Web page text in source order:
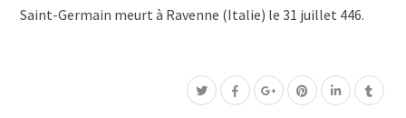
Saint-Germain meurt à Ravenne (Italie) le 31 juillet 446.